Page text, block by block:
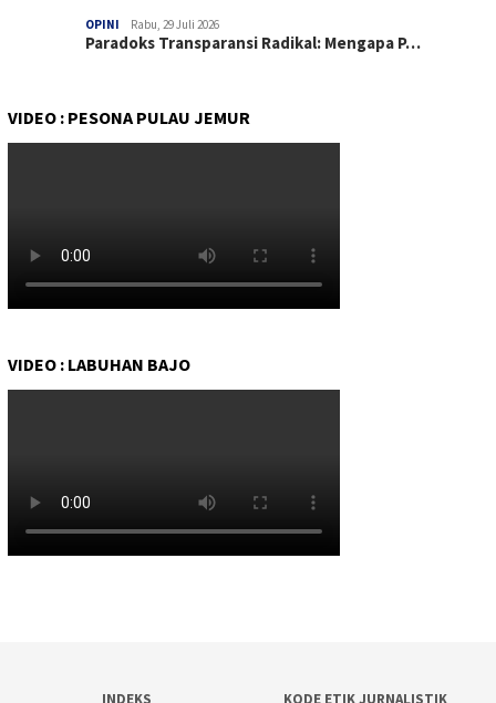
OPINI Rabu, 29 Juli 2026
Paradoks Transparansi Radikal: Mengapa P…
VIDEO : PESONA PULAU JEMUR
VIDEO : LABUHAN BAJO